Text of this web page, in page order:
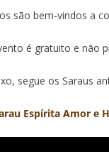
são bem-vindos a
é gratuito e não
segue os Saraus
Espírita Amor e